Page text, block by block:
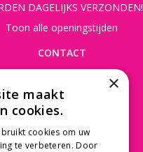
DAGELIJKS VERZONDEN!
Toon alle openingstijden
CONTACT
3997 MK 't Goy
030 - 60 11 365
×
maakt
cookies.
cookies om uw
te verbeteren. Door